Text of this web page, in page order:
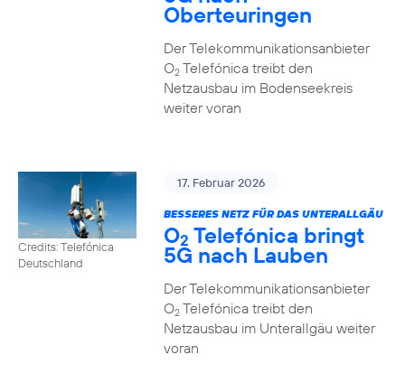
Oberteuringen
Der Telekommunikationsanbieter
O2Telefónica treibt den
Netzausbau im Bodenseekreis
weiter voran
Credits: Telefónica
Deutschland
17. Februar 2026
BESSERES NETZ FÜR DAS UNTERALLGÄU
O2 Telefónica bringt
5G nach Lauben
Der Telekommunikationsanbieter
O2Telefónica treibt den
Netzausbau im Unterallgäu weiter
voran